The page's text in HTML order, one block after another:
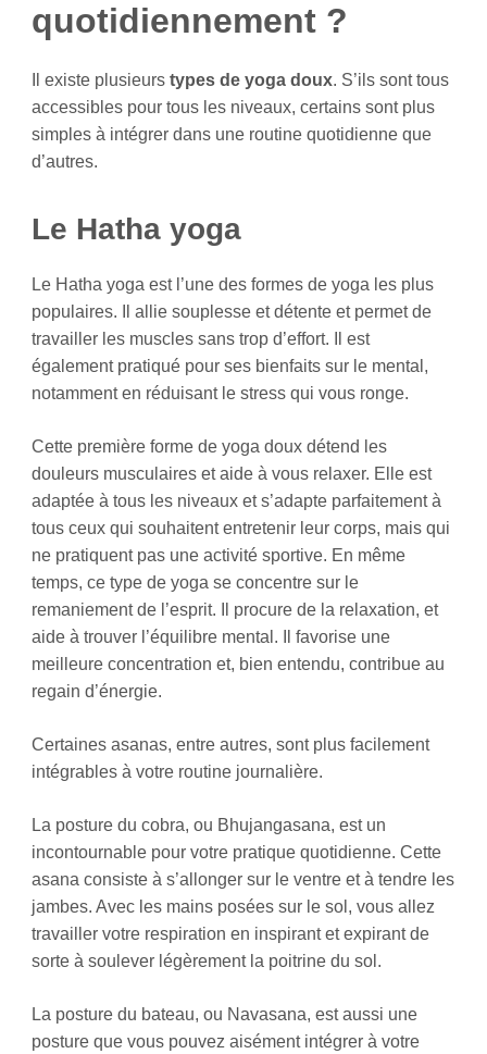
quotidiennement ?
Il existe plusieurstypes de yoga doux. S’ils sont tous
accessibles pour tous les niveaux, certains sont plus
simples à intégrer dans une routine quotidienne que
d’autres.
Le Hatha yoga
Le Hatha yoga est l’une des formes de yoga les plus
populaires. Il allie souplesse et détente et permet de
travailler les muscles sans trop d’effort. Il est
également pratiqué pour ses bienfaits sur le mental,
notamment en réduisant le stress qui vous ronge.
Cette première forme de yoga doux détend les
douleurs musculaires et aide à vous relaxer. Elle est
adaptée à tous les niveaux et s’adapte parfaitement à
tous ceux qui souhaitent entretenir leur corps, mais qui
ne pratiquent pas une activité sportive. En même
temps, ce type de yoga se concentre sur le
remaniement de l’esprit. Il procure de la relaxation, et
aide à trouver l’équilibre mental. Il favorise une
meilleure concentration et, bien entendu, contribue au
regain d’énergie.
Certaines asanas, entre autres, sont plus facilement
intégrables à votre routine journalière.
La posture du cobra, ou Bhujangasana, est un
incontournable pour votre pratique quotidienne. Cette
asana consiste à s’allonger sur le ventre et à tendre les
jambes. Avec les mains posées sur le sol, vous allez
travailler votre respiration en inspirant et expirant de
sorte à soulever légèrement la poitrine du sol.
La posture du bateau, ou Navasana, est aussi une
posture que vous pouvez aisément intégrer à votre